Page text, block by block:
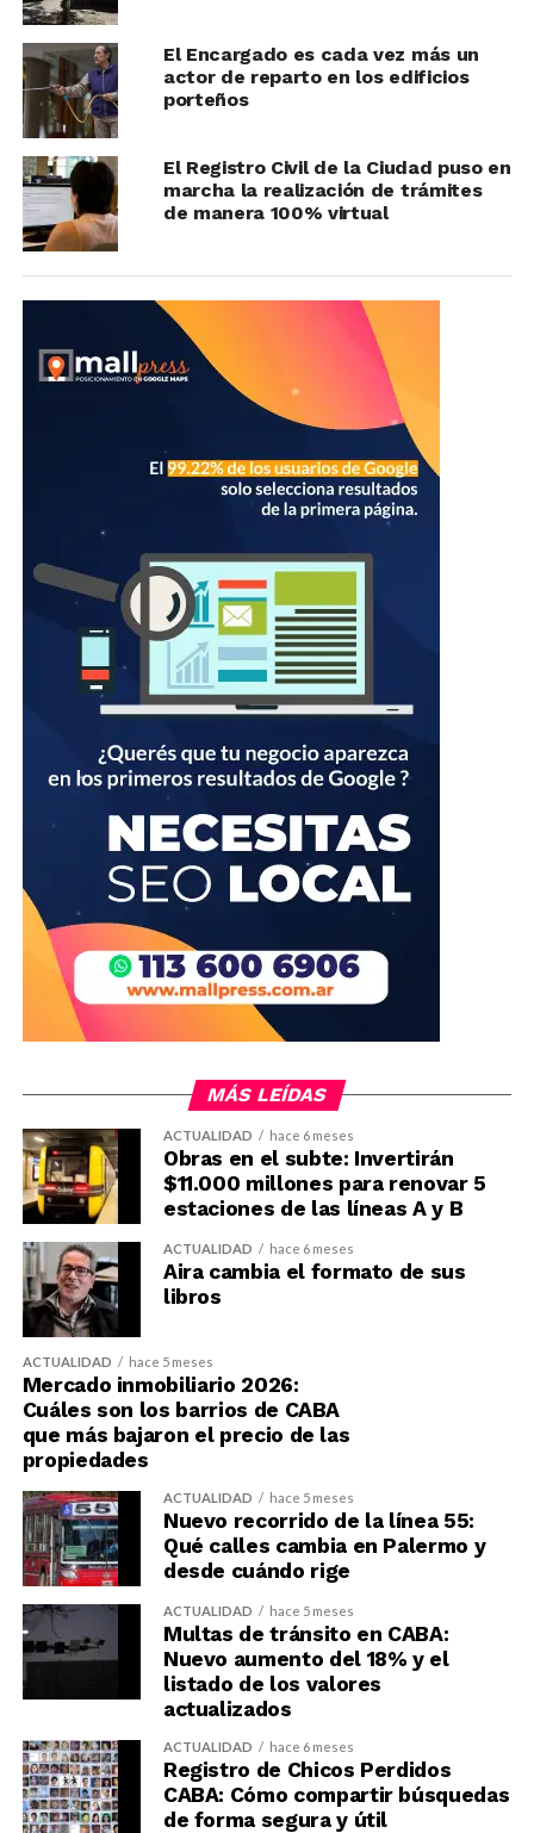
El Encargado es cada vez más un
actor de reparto en los edificios
porteños
El Registro Civil de la Ciudad puso en
marcha la realización de trámites
de manera 100% virtual
MÁS LEÍDAS
ACTUALIDAD hace 6 meses
Obras en el subte: Invertirán
$11.000 millones para renovar 5
estaciones de las líneas A y B
ACTUALIDAD hace 6 meses
Aira cambia el formato de sus
libros
ACTUALIDAD hace 5 meses
Mercado inmobiliario 2026:
Cuáles son los barrios de CABA
que más bajaron el precio de las
propiedades
ACTUALIDAD hace 5 meses
Nuevo recorrido de la línea 55:
Qué calles cambia en Palermo y
desde cuándo rige
ACTUALIDAD hace 5 meses
Multas de tránsito en CABA:
Nuevo aumento del 18% y el
listado de los valores
actualizados
ACTUALIDAD hace 6 meses
Registro de Chicos Perdidos
CABA: Cómo compartir búsquedas
de forma segura y útil